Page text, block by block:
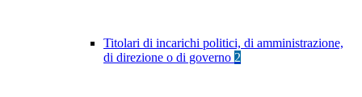
Titolari di incarichi politici, di amministrazione,
di direzione o di governo 2